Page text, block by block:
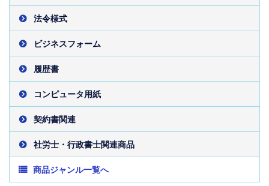
法令様式
ビジネスフォーム
履歴書
コンピュータ用紙
契約書関連
社労士・行政書士関連商品
商品ジャンル一覧へ